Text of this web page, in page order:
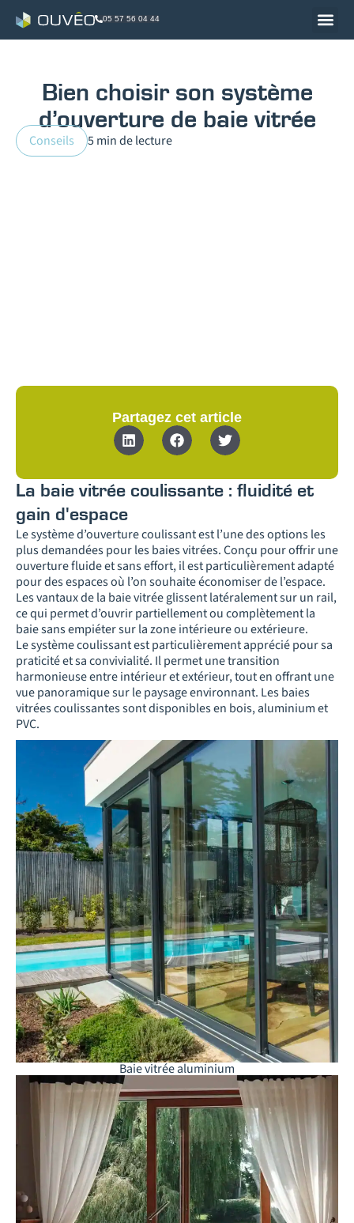
05 57 56 04 44
Bien choisir son système
d’ouverture de baie vitrée
Conseils 5 min de lecture
La baie vitrée coulissante : fluidité et
gain d'espace
Le système d’ouverture coulissant est l’une des options les
plus demandées pour les baies vitrées. Conçu pour offrir une
ouverture fluide et sans effort, il est particulièrement adapté
pour des espaces où l’on souhaite économiser de l’espace.
Les vantaux de la baie vitrée glissent latéralement sur un rail,
ce qui permet d’ouvrir partiellement ou complètement la
baie sans empiéter sur la zone intérieure ou extérieure.
Le système coulissant est particulièrement apprécié pour sa
praticité et sa convivialité. Il permet une transition
harmonieuse entre intérieur et extérieur, tout en offrant une
vue panoramique sur le paysage environnant. Les baies
vitrées coulissantes sont disponibles en bois, aluminium et
PVC.
Baie vitrée aluminium
Partagez cet article